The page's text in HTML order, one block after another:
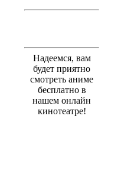
Надеемся, вам
будет приятно
смотреть аниме
бесплатно в
нашем онлайн
кинотеатре!